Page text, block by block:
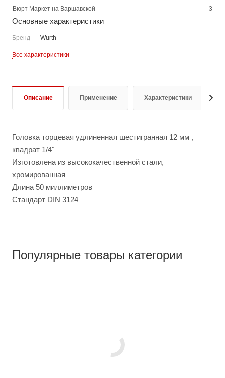
Вюрт Маркет на Варшавской
3
Основные характеристики
Бренд — Wurth
Все характеристики
Описание Применение Характеристики
Головка торцевая удлиненная шестигранная 12 мм ,
квадрат 1/4"
Изготовлена из высококачественной стали,
хромированная
Длина 50 миллиметров
Стандарт DIN 3124
Популярные товары категории